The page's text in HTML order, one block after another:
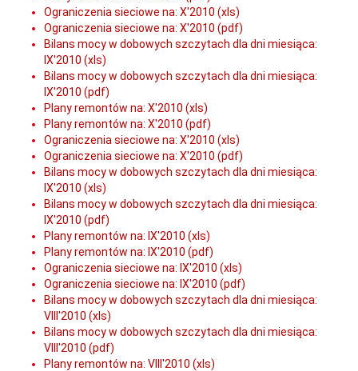
Ograniczenia sieciowe na: X'2010 (xls)
Ograniczenia sieciowe na: X'2010 (pdf)
Bilans mocy w dobowych szczytach dla dni miesiąca:
IX'2010 (xls)
Bilans mocy w dobowych szczytach dla dni miesiąca:
IX'2010 (pdf)
Plany remontów na: X'2010 (xls)
Plany remontów na: X'2010 (pdf)
Ograniczenia sieciowe na: X'2010 (xls)
Ograniczenia sieciowe na: X'2010 (pdf)
Bilans mocy w dobowych szczytach dla dni miesiąca:
IX'2010 (xls)
Bilans mocy w dobowych szczytach dla dni miesiąca:
IX'2010 (pdf)
Plany remontów na: IX'2010 (xls)
Plany remontów na: IX'2010 (pdf)
Ograniczenia sieciowe na: IX'2010 (xls)
Ograniczenia sieciowe na: IX'2010 (pdf)
Bilans mocy w dobowych szczytach dla dni miesiąca:
VIII'2010 (xls)
Bilans mocy w dobowych szczytach dla dni miesiąca:
VIII'2010 (pdf)
Plany remontów na: VIII'2010 (xls)